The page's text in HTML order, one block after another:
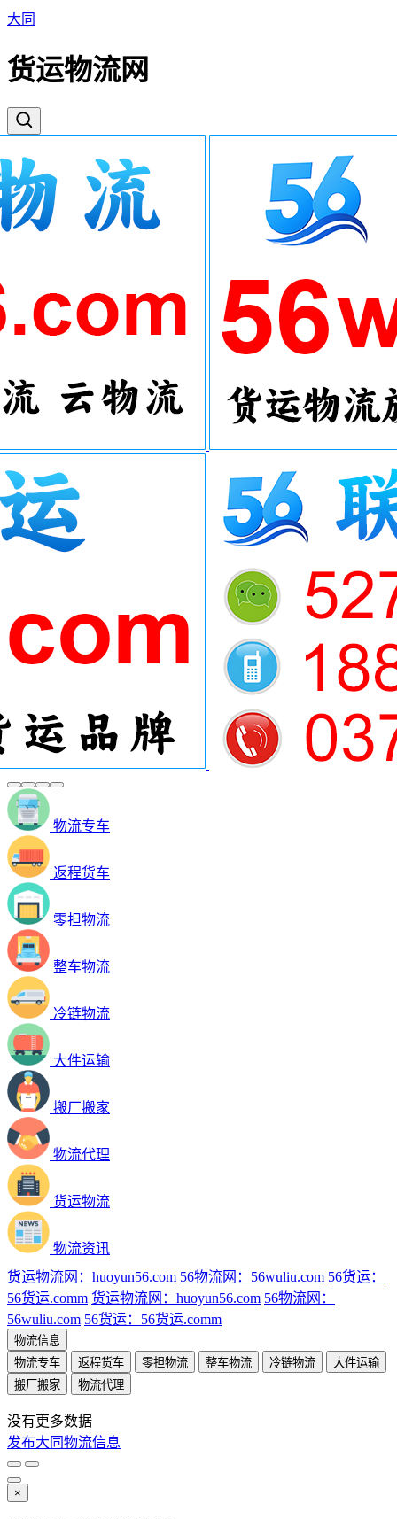
大同
货运物流网
物流专车
返程货车
零担物流
整车物流
冷链物流
大件运输
搬厂搬家
物流代理
货运物流
物流资讯
货运物流网：huoyun56.com 56物流网：56wuliu.com 56货运：
56货运.comm 货运物流网：huoyun56.com 56物流网：
56wuliu.com 56货运：56货运.comm
物流信息
物流专车
返程货车 零担物流 整车物流 冷链物流
大件运输
搬厂搬家
物流代理
没有更多数据
发布大同物流信息
×